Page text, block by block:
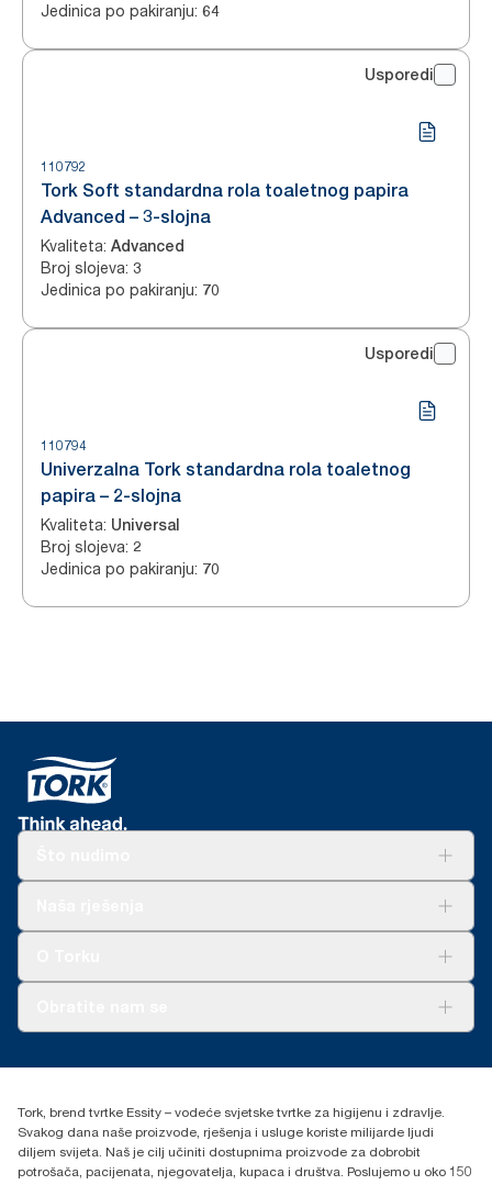
Jedinica po pakiranju: 64
Usporedi
110792
Tork Soft standardna rola toaletnog papira
Advanced – 3-slojna
Kvaliteta: Advanced
Broj slojeva: 3
Jedinica po pakiranju: 70
Usporedi
110794
Univerzalna Tork standardna rola toaletnog
papira – 2-slojna
Kvaliteta: Universal
Broj slojeva: 2
Jedinica po pakiranju: 70
+385 913 900 004
H-1021 Budapest
Budakeszi út 51.
Tork, brend tvrtke Essity – vodeće svjetske tvrtke za higijenu i zdravlje.
Svakog dana naše proizvode, rješenja i usluge koriste milijarde ljudi
diljem svijeta. Naš je cilj učiniti dostupnima proizvode za dobrobit
potrošača, pacijenata, njegovatelja, kupaca i društva. Poslujemo u oko 150